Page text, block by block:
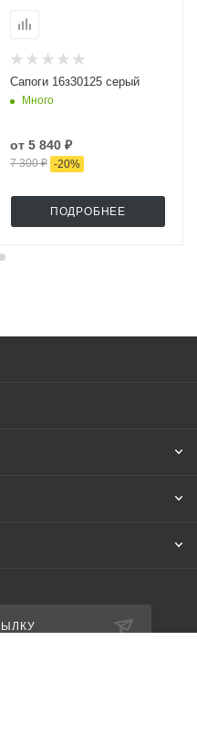
Сапоги 16з30125 серый
Много
от 5 840 ₽
7 300 ₽ -20%
ПОДРОБНЕЕ